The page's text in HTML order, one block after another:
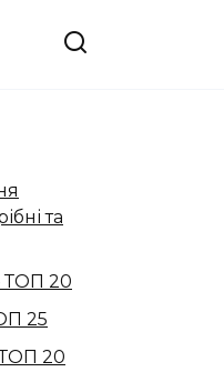
та
ТОП 20
25
ТОП 20